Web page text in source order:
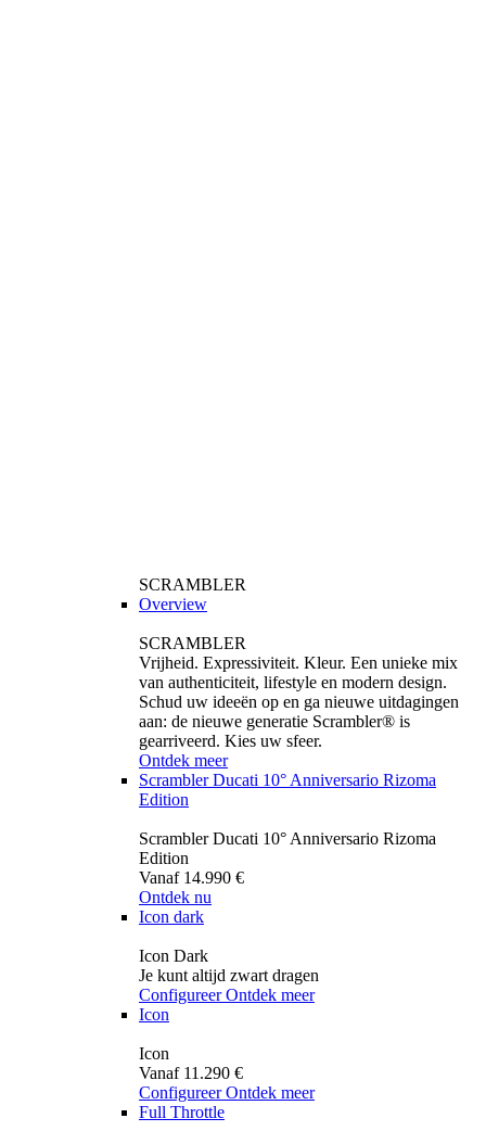
SCRAMBLER
Overview
SCRAMBLER
Vrijheid. Expressiviteit. Kleur. Een unieke mix
van authenticiteit, lifestyle en modern design.
Schud uw ideeën op en ga nieuwe uitdagingen
aan: de nieuwe generatie Scrambler® is
gearriveerd. Kies uw sfeer.
Ontdek meer
Scrambler Ducati 10° Anniversario Rizoma
Edition
Scrambler Ducati 10° Anniversario Rizoma
Edition
Vanaf 14.990 €
Ontdek nu
Icon dark
Icon Dark
Je kunt altijd zwart dragen
Configureer Ontdek meer
Icon
Icon
Vanaf 11.290 €
Configureer Ontdek meer
Full Throttle